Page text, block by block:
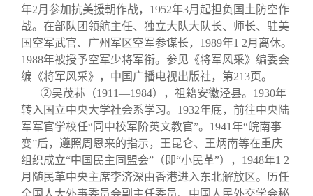
年2月参加抗美援朝作战，1952年3月起担负国土防空作
战。在部队团领航主任、独立大队大队长、师长、驻美
国空军武官、广州军区空军参谋长，1989年1 2月离休。
1988年被授予空军少将军衔。参见《将军风采》编委会
编《将军风采》，中国广播电视出版社，第213页。
②吴茂荪（1911—1984），祖籍安徽泾县。1930年
转入国立中央大学社会系学习。1932年底，前往中央陆
军军官学校任“同中校军阶英文教官”。1941年“皖南亊
变”后，遵照周恩来的指示，王昆仑、王炳南等在重庆
组织成立“中国民主同盟会”（即“小民革”），1948年1 2
月随民革中央主席李济深由香港进入东北解放区。历任